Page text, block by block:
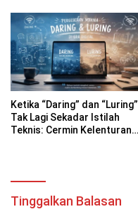
Ketika “Daring” dan “Luring”
Tak Lagi Sekadar Istilah
Teknis: Cermin Kelenturan
Tinggalkan Balasan